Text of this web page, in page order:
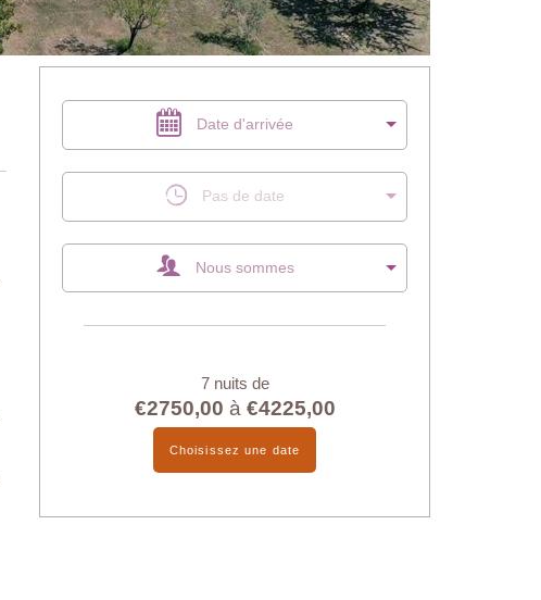
Date d'arrivée
Pas de date
Nous sommes
7 nuits de
€2750,00 à €4225,00
Choisissez une date